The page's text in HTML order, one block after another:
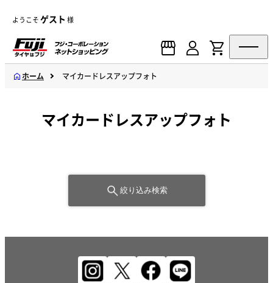
ようこそゲスト 様
ホーム マイカードレスアップフォト
マイカードレスアップフォト
絞り込み検索